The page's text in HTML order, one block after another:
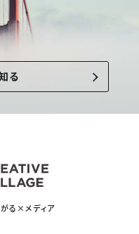
る
る×メディア